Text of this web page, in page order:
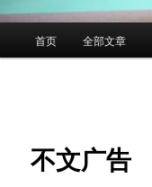
首页 全部文章
不文广告